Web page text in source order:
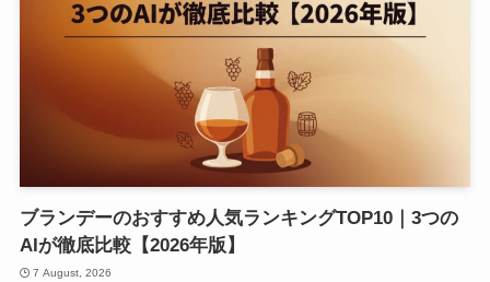
ブランデーのおすすめ人気ランキングTOP10｜3つの
AIが徹底比較【2026年版】
7 August, 2026